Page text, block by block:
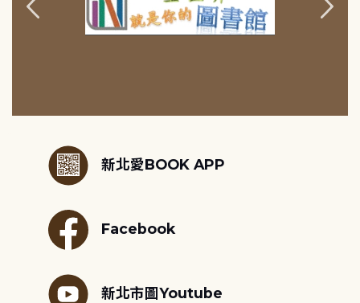
新北愛BOOK APP
Facebook
新北市圖Youtube